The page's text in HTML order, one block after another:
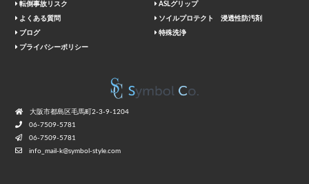
転倒事故リスク
よくある質問
ブログ
プライバシーポリシー
ASLグリップ
ソイルプロテクト 浸透性防汚剤
特殊洗浄
⼤阪市都島区⽑⾺町2-3-9-1204
06-7509-5781
06-7509-5781
info_mail-k@symbol-style.com